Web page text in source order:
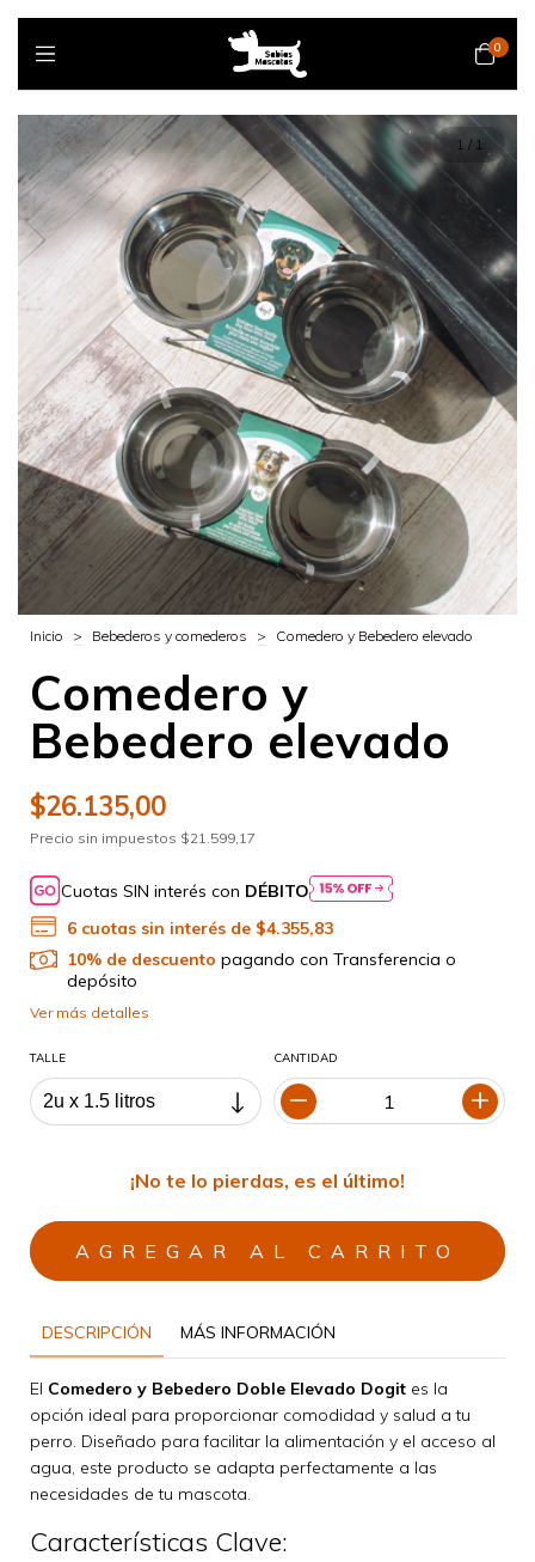
0
1 / 1
Inicio > Bebederos y comederos > Comedero y Bebedero elevado
Comedero y
Bebedero elevado
$26.135,00
Precio sin impuestos $21.599,17
Cuotas SIN interés con DÉBITO
6 cuotas sin interés de $4.355,83
10% de descuento pagando con Transferencia o
depósito
Ver más detalles
TALLE CANTIDAD
¡No te lo pierdas, es el último!
DESCRIPCIÓN MÁS INFORMACIÓN
El Comedero y Bebedero Doble Elevado Dogit es la
opción ideal para proporcionar comodidad y salud a tu
perro. Diseñado para facilitar la alimentación y el acceso al
agua, este producto se adapta perfectamente a las
necesidades de tu mascota.
Características Clave: